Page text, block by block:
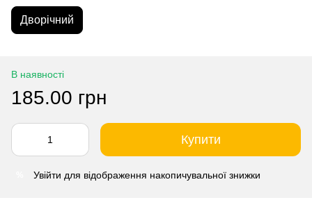
Дворічний
В наявності
185.00 грн
Купити
Увійти для відображення накопичувальної знижки